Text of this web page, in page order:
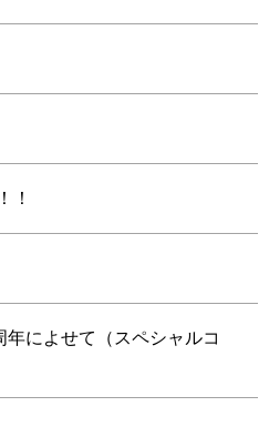
！
年によせて（スペシャルコ